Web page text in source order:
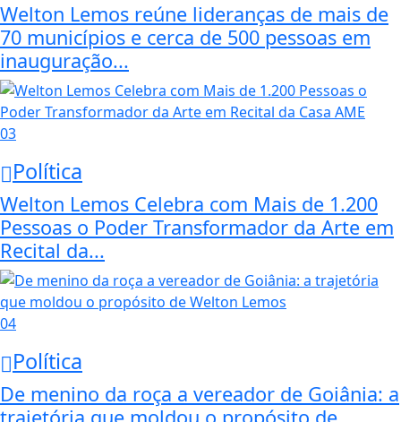
Welton Lemos reúne lideranças de mais de
70 municípios e cerca de 500 pessoas em
inauguração...
03
Política
Welton Lemos Celebra com Mais de 1.200
Pessoas o Poder Transformador da Arte em
Recital da...
04
Política
De menino da roça a vereador de Goiânia: a